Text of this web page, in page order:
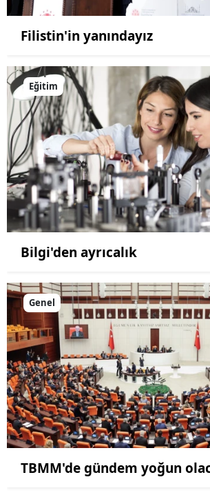
Filistin'in yanındayız
Eğitim
Bilgi'den ayrıcalık
Genel
TBMM'de gündem yoğun